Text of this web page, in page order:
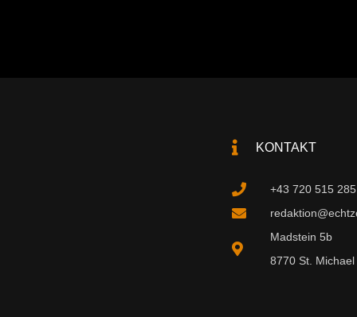
KONTAKT
+43 720 515 285
Madstein 5b
8770 St. Michael